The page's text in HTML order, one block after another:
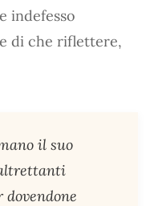
indefesso
di che riflettere,
il suo